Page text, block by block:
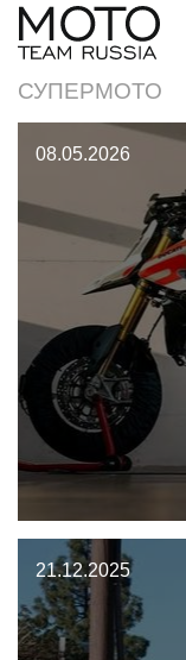
СУПЕРМОТО
08.05.2026
21.12.2025